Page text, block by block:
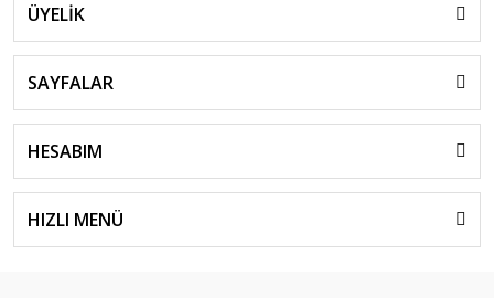
ÜYELİK
SAYFALAR
HESABIM
HIZLI MENÜ